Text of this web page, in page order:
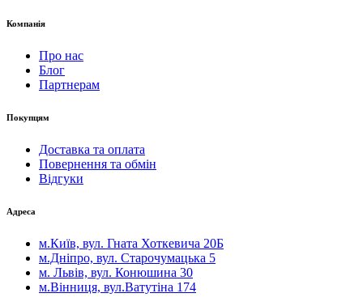
Компанія
Про нас
Блог
Партнерам
Покупцям
Доставка та оплата
Повернення та обмін
Відгуки
Адреса
м.Київ, вул. Гната Хоткевича 20Б
м.Дніпро, вул. Старочумацька 5
м. Львів, вул. Конюшина 30
м.Вінниця, вул.Ватутіна 174